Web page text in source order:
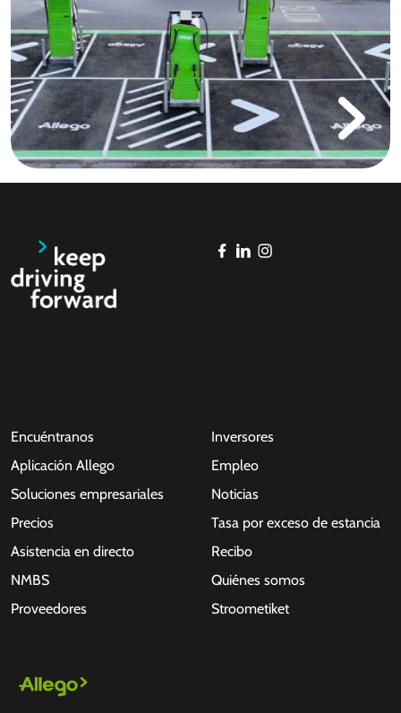
Encuéntranos
Aplicación Allego
Soluciones empresariales
Precios
Asistencia en directo
NMBS
Proveedores
Inversores
Empleo
Noticias
Tasa por exceso de estancia
Recibo
Quiénes somos
Stroometiket